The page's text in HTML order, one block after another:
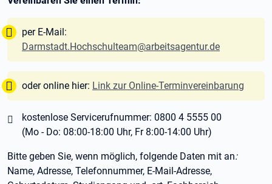
Tipp:
per E-Mail:
Darmstadt.Hochschulteam@arbeitsagentur.de
Tipp:
oder online hier: Link zur Online-Terminvereinbarung
kostenlose Servicerufnummer: 0800 4 5555 00
(Mo - Do: 08:00-18:00 Uhr, Fr 8:00-14:00 Uhr)
Bitte geben Sie, wenn möglich, folgende Daten mit an:
Name, Adresse, Telefonnummer, E-Mail-Adresse,